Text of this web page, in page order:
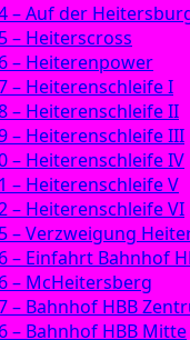
– Auf der
– Heiterscross
– Heiterenpower
– Heiterenschleife I
– Heiterenschleife II
– Heiterenschleife III
– Heiterenschleife IV
– Heiterenschleife V
– Heiterenschleife VI
– Verzweigung
– Einfahrt Bahnhof
– McHeitersberg
– Bahnhof HBB
– Bahnhof HBB Mitte